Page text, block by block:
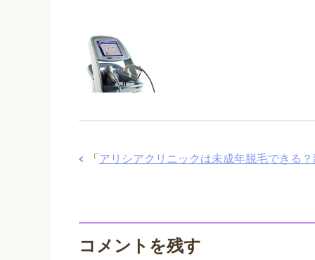
「 アリシアクリニックは未成年脱毛できる
コメントを残す